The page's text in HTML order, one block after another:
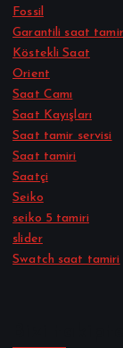
Fossil
Garantili saat
Köstekli Saat
Orient
Saat Camı
Saat Kayışları
Saat tamir servisi
Saat tamiri
Saatçi
Seiko
seiko 5 tamiri
slider
Swatch saat tamiri